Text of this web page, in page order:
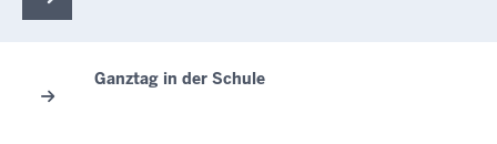
Ganztag in der Schule